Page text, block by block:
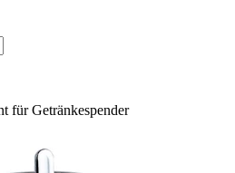
für Getränkespender